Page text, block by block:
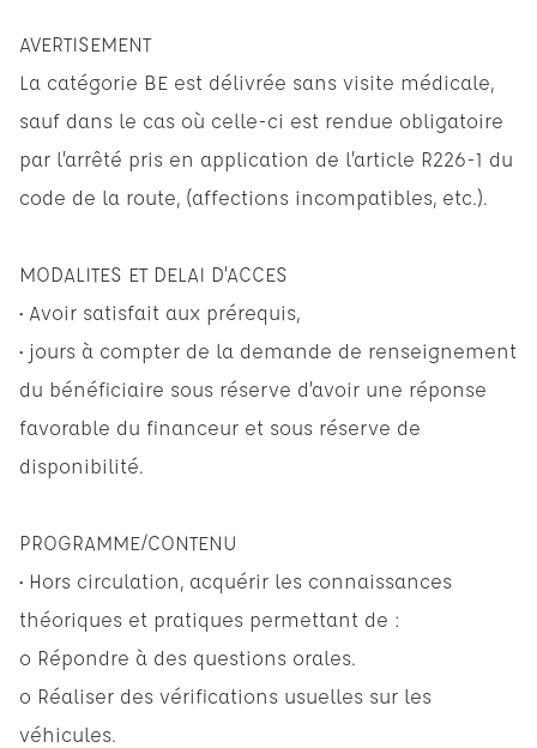
AVERTISEMENT
La catégorie BE est délivrée sans visite médicale,
sauf dans le cas où celle-ci est rendue obligatoire
par l’arrêté pris en application de l’article R226-1 du
code de la route, (affections incompatibles, etc.).
MODALITES ET DELAI D’ACCES
• Avoir satisfait aux prérequis,
• jours à compter de la demande de renseignement
du bénéficiaire sous réserve d’avoir une réponse
favorable du financeur et sous réserve de
disponibilité.
PROGRAMME/CONTENU
• Hors circulation, acquérir les connaissances
théoriques et pratiques permettant de :
o Répondre à des questions orales.
o Réaliser des vérifications usuelles sur les
véhicules.